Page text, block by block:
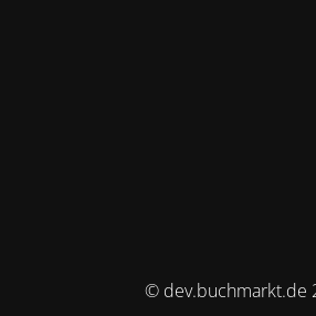
© dev.buchmarkt.de